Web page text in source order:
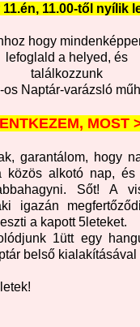
11.00-től nyílik
hogy
lefoglald a helyed, és
találkozzunk
os Naptár-varázsló
MOST
garantálom, hogy
közös alkotó nap,
Sőt! A
igazán
a kapott 5leteket.
1ütt egy
belső kialakításával